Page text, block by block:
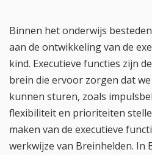
Binnen het onderwijs
aan de ontwikkeling van de
kind. Executieve functies zijn
brein die ervoor zorgen dat
kunnen sturen, zoals
flexibiliteit en prioriteiten
maken van de executieve
werkwijze van Breinhelden. In